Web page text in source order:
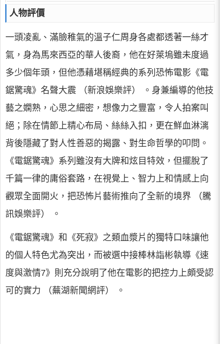
人物評價
一頭凌亂、滿臉稚氣的溫子仁周身各處都透著一絲才
氣，身為馬來西亞的華人後裔，他在好萊塢雖未度過
多少個年頭，但他憑藉堪稱經典的系列恐怖電影《電
鋸驚魂》名聲大震 （新浪娛樂評） 。身兼編導的他技
藝之嫻熟，心思之細密，想像力之豐富，令人拍案叫
絕；除在情節上精心布局、絲絲入扣，更在鮮血淋漓
背後隱藏了對人性善惡的揭露、對生命哲學的叩問。
《電鋸驚魂》系列雖沒有大牌和炫目特效，但擺脫了
千篇一律的庸俗套路，在視覺上、智力上和情感上向
觀眾全面開火，把恐怖片藝術推向了全新的境界 （騰
訊娛樂評） 。
《電鋸驚魂》和《死寂》之類血漿片的獨特口味讓他
的個人特色尤為突出，而被選中接棒林詣彬執導《速
度與激情7》則充分說明了他在電影的把控力上頗受認
可的實力 （蕪湖新聞網評） 。